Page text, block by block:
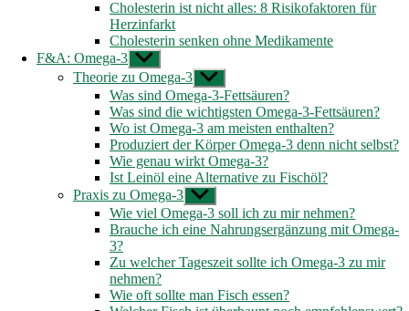
Cholesterin ist nicht alles: 8 Risikofaktoren für
Herzinfarkt
Cholesterin senken ohne Medikamente
F&A: Omega-3 Untermenü
anzeigen
Theorie zu Omega-3 Untermenü
anzeigen
Was sind Omega-3-Fettsäuren?
Was sind die wichtigsten Omega-3-Fettsäuren?
Wo ist Omega-3 am meisten enthalten?
Produziert der Körper Omega-3 denn nicht selbst?
Wie genau wirkt Omega-3?
Ist Leinöl eine Alternative zu Fischöl?
Praxis zu Omega-3 Untermenü
anzeigen
Wie viel Omega-3 soll ich zu mir nehmen?
Brauche ich eine Nahrungsergänzung mit Omega-
3?
Zu welcher Tageszeit sollte ich Omega-3 zu mir
nehmen?
Wie oft sollte man Fisch essen?